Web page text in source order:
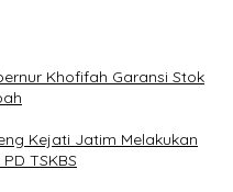
Khofifah Garansi Stok
Kejati Jatim Melakukan
TSKBS